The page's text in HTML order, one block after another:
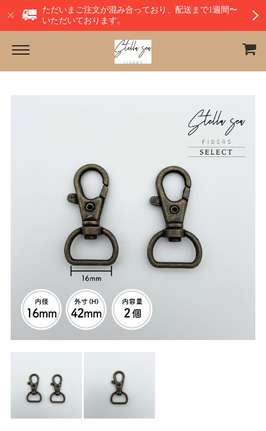
ただいまご注文が混み合っており、配送まで1週間〜
いただいております。